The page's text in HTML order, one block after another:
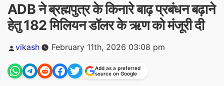
ADB ने ब्रह्मपुत्र के किनारे बाढ़ प्रबंधन बढ़ाने
हेतु 182 मिलियन डॉलर के ऋण को मंजूरी दी
Posted
vikash February 11th, 2026 03:08 pm
Add as a preferred
source on Google